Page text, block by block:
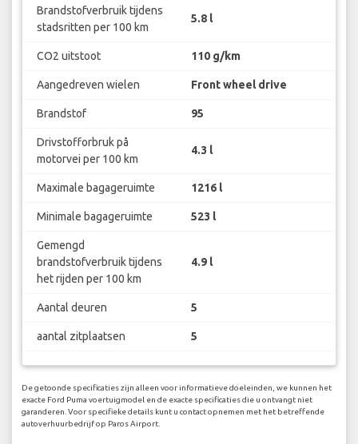
Brandstofverbruik tijdens
stadsritten per 100 km
5.8 l
CO2 uitstoot 110 g/km
Aangedreven wielen Front wheel drive
Brandstof 95
Drivstofforbruk på
motorvei per 100 km
4.3 l
Maximale bagageruimte 1216 l
Minimale bagageruimte 523 l
Gemengd
brandstofverbruik tijdens
het rijden per 100 km
4.9 l
Aantal deuren 5
aantal zitplaatsen 5
De getoonde specificaties zijn alleen voor informatieve doeleinden, we kunnen het
exacte Ford Puma voertuigmodel en de exacte specificaties die u ontvangt niet
garanderen. Voor specifieke details kunt u contact opnemen met het betreffende
autoverhuurbedrijf op Paros Airport.